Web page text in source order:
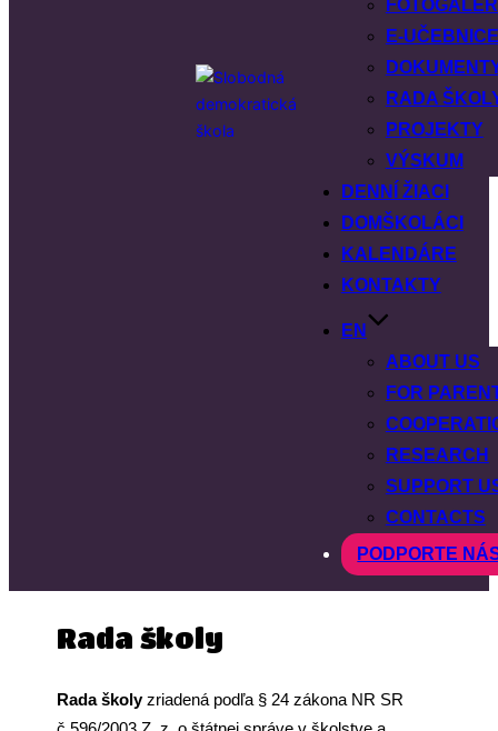
E-UČEBNICE
RADA
PROJEKTY
VÝSKUM
DENNÍ ŽIACI
DOMŠKOLÁCI
KALENDÁRE
KONTAKTY
EN
ABOUT US
FOR
RESEARCH
SUPPORT
CONTACTS
PODPORTE
Rada školy
Rada školyzriadená podľa § 24 zákona NR SR